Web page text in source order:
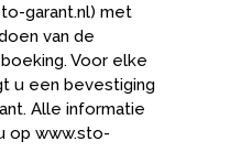
garant.nl) met
van de
Voor elke
u een bevestiging
Alle informatie
op www.sto-